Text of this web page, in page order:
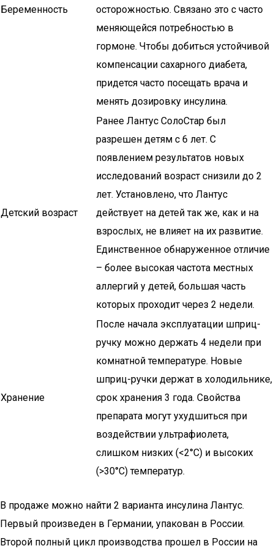
Беременность
осторожностью. Связано это с часто
меняющейся потребностью в
гормоне. Чтобы добиться устойчивой
компенсации сахарного диабета,
придется часто посещать врача и
менять дозировку инсулина.
Детский возраст
Ранее Лантус СолоСтар был
разрешен детям с 6 лет. С
появлением результатов новых
исследований возраст снизили до 2
лет. Установлено, что Лантус
действует на детей так же, как и на
взрослых, не влияет на их развитие.
Единственное обнаруженное отличие
– более высокая частота местных
аллергий у детей, большая часть
которых проходит через 2 недели.
Хранение
После начала эксплуатации шприц-
ручку можно держать 4 недели при
комнатной температуре. Новые
шприц-ручки держат в холодильнике,
срок хранения 3 года. Свойства
препарата могут ухудшиться при
воздействии ультрафиолета,
слишком низких (<2°C) и высоких
(>30°C) температур.
В продаже можно найти 2 варианта инсулина Лантус.
Первый произведен в Германии, упакован в России.
Второй полный цикл производства прошел в России на